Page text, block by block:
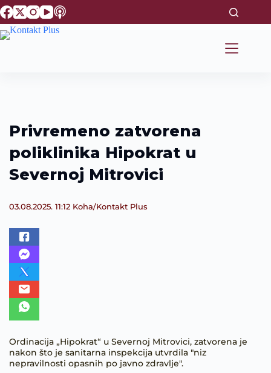
S
k
i
n
Privremeno zatvorena
poliklinika Hipokrat u
Severnoj Mitrovici
03.08.2025. 11:12 Koha/Kontakt Plus
Ordinacija „Hipokrat“ u Severnoj Mitrovici, zatvorena je
nakon što je sanitarna inspekcija utvrdila "niz
nepravilnosti opasnih po javno zdravlje".